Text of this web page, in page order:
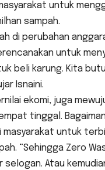
untuk
sampah.
di perubahan
untuk
beli karung. Kita
Isnaini.
ekomi, juga
tinggal.
masyarakat untuk
“Sehingga Zero
selogan. Atau